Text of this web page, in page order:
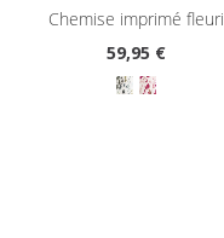
chemise imprimé fleuri
59,95 €